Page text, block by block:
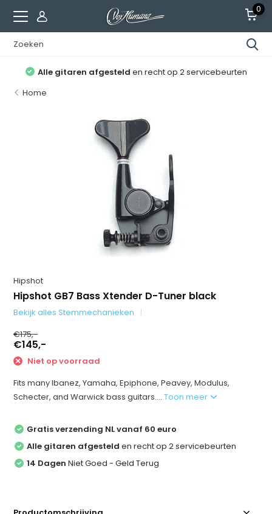
0
Alle gitaren afgesteld en recht op 2 servicebeurten
Home
Hipshot
Hipshot GB7 Bass Xtender D-Tuner black
Bekijk alles Stemmechanieken
€175,-
€145,-
Niet op voorraad
Fits many Ibanez, Yamaha, Epiphone, Peavey, Modulus,
Schecter, and Warwick bass guitars....Toon meer
Gratis verzending NL vanaf 60 euro
Alle gitaren afgesteld en recht op 2 servicebeurten
14 Dagen Niet Goed - Geld Terug